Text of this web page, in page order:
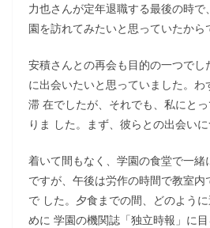
力也さんが定年退職する最後の時
園を訪れてみたいと思っていたから
安積さんとの再会も目的の一つでし
に出会いたいと思っていました。
滞 在でしたが、それでも、私にと
りま した。まず、彼らとの出会いに
着いて間もなく、学園の食堂で一
ですが、午後は労作の時間で教室
で した。夕食までの間、どのよう
めに 学園の機関誌「独立時報」に